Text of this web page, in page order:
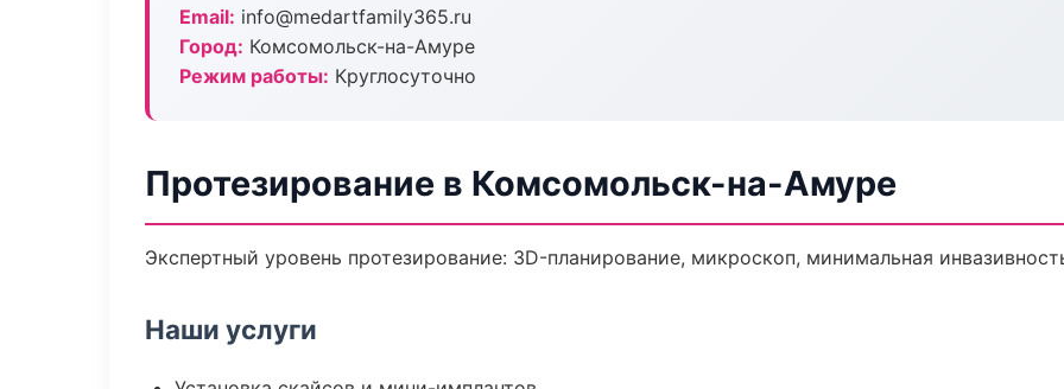
Email: info@medartfamily365.ru
Город: Комсомольск-на-Амуре
Режим работы: Круглосуточно
Протезирование в Комсомольск-на-Амуре
Экспертный уровень протезирование: 3D-планирование, микроскоп, минимальная
Наши услуги